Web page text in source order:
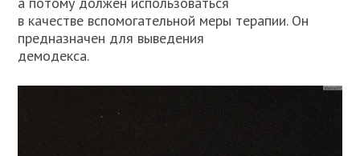
в качестве вспомогательной меры терапии. Он
предназначен для выведения
демодекса.